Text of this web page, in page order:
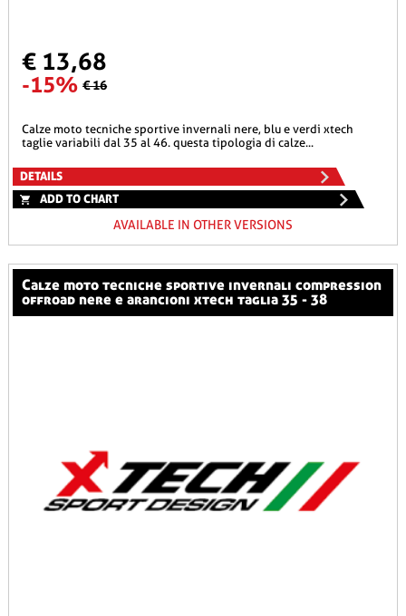
€ 13,68
-15% € 16
calze moto tecniche sportive invernali nere, blu e verdi xtech
taglie variabili dal 35 al 46. questa tipologia di calze...
DETAILS
ADD TO CHART
AVAILABLE IN OTHER VERSIONS
calze moto tecniche sportive invernali compression
offroad nere e arancioni xtech taglia 35 - 38